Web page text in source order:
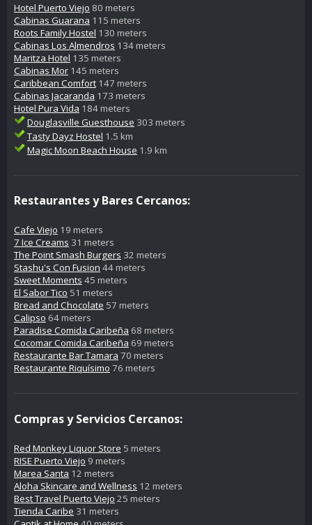
Hotel Puerto Viejo 80 meters
Cabinas Guarana 115 meters
Roots Family Hostel 130 meters
Cabinas Los Almendros 134 meters
Maritza Hotel 135 meters
Cabinas Mor 145 meters
Caribbean Comfort 147 meters
Cabinas Jacaranda 173 meters
Hotel Pura Vida 184 meters
Douglasville Guesthouse 303 meters
Tasty Dayz Hostel 1.5 km
Magic Moon Beach House 1.9 km
Restaurantes y Bares Cercanos:
Cafe Viejo 19 meters
7 Ice Creams 31 meters
The Point Smash Burgers 32 meters
Stashu's Con Fusion 44 meters
Sweet Moments 45 meters
El Sabor Tico 51 meters
Bread and Chocolate 57 meters
Calipso 64 meters
Paradise Comida Caribeña 68 meters
Cocomar Comida Caribeña 69 meters
Restaurante Bar Tamara 70 meters
Restaurante Riquísimo 76 meters
Compras y Servicios Cercanos:
Red Monkey Liquor Store 5 meters
RISE Puerto Viejo 9 meters
Marea Santa 12 meters
Aloha Skincare and Wellness 12 meters
Best Travel Puerto Viejo 25 meters
Tienda Caribe 31 meters